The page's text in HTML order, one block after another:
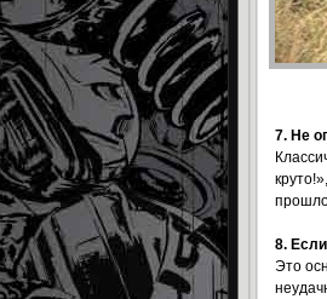
7. Не
8.
Это